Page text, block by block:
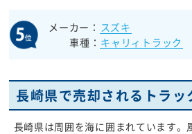
メーカー： スズキ
車種： キャリィトラック
長崎県で売却されるトラッ
長崎県は周囲を海に囲まれています。